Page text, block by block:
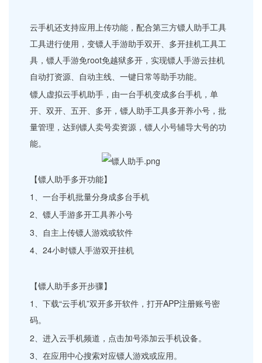
云手机还支持应用上传功能，配合第三方镖人助手工具
工具进行使用，变镖人手游助手双开、多开挂机工具工
具，镖人手游免root免越狱多开，实现镖人手游云挂机
自动打资源、自动主线、一键日常等助手功能。
镖人虚拟云手机助手，由一台手机变成多台手机，单
开、双开、五开、多开，镖人助手工具多开养小号，批
量管理，达到镖人卖号卖资源，镖人小号辅导大号的功
能。
【镖人助手多开功能】
1、一台手机批量分身成多台手机
2、镖人手游多开工具养小号
3、自主上传镖人游戏或软件
4、24小时镖人手游双开挂机
【镖人助手多开步骤】
1、下载“云手机”双开多开软件，打开APP注册账号密
码。
2、进入云手机频道，点击加号添加云手机设备。
3、在应用中心搜索对应镖人游戏或应用。